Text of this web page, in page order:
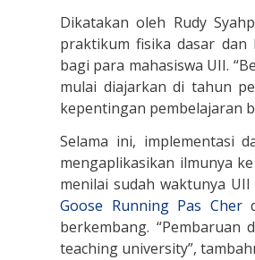
Dikatakan oleh Rudy
praktikum fisika dasar dan
bagi para mahasiswa UII.
mulai diajarkan di tahun
kepentingan pembelajaran
Selama ini, implementasi
mengaplikasikan ilmunya
menilai sudah waktunya
Goose Running Pas Cher
berkembang.
teaching university”,